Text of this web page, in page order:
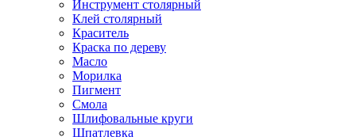
Инструмент столярный
Клей столярный
Краситель
Краска по дереву
Масло
Морилка
Пигмент
Смола
Шлифовальные круги
Шпатлевка